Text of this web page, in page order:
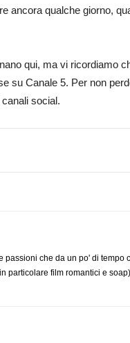
ancora qualche giorno,
qui, ma vi ricordiamo
su Canale 5. Per non
social.
passioni che da un po' di tempo
particolare film romantici e